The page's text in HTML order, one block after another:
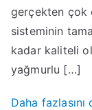
gerçekten çok
sisteminin
kadar kaliteli
yağmurlu […]
Daha fazlasını